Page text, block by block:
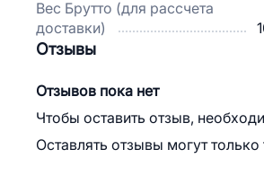
Вес Брутто (для рассчета
доставки)
Отзывы
Отзывов пока нет
Чтобы оставить отзыв,
Оставлять отзывы могут